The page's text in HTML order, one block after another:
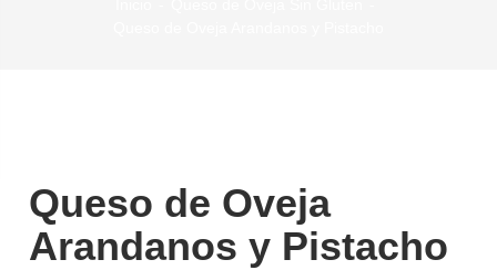
Queso de Oveja
Arandanos y Pistacho